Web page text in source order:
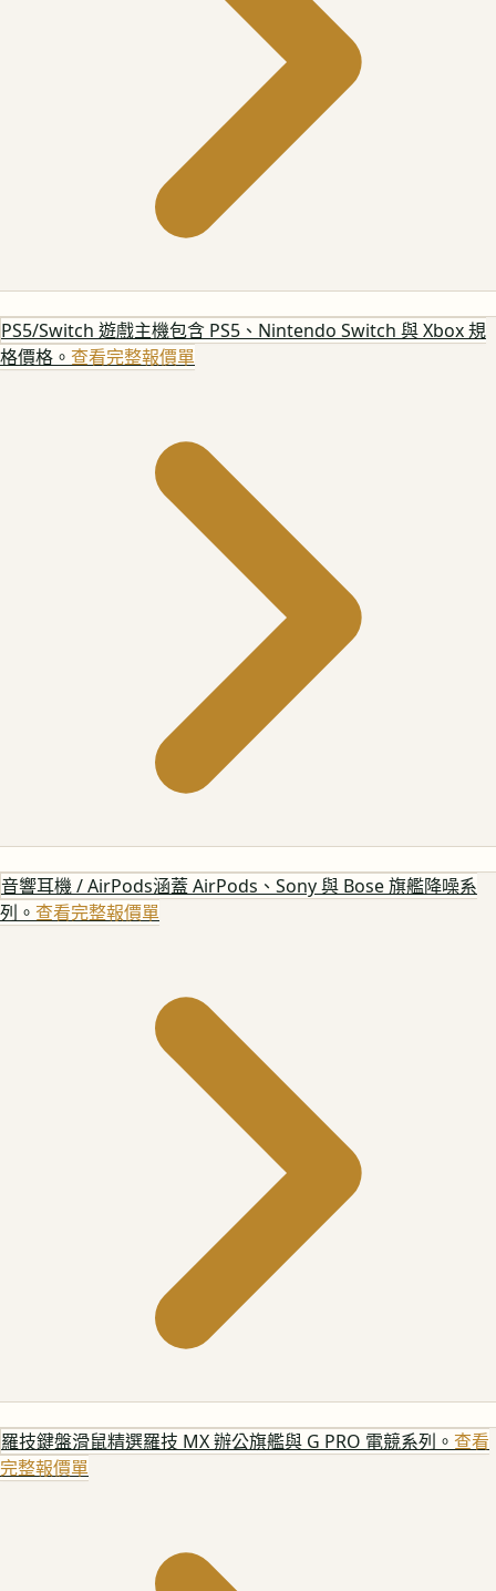
PS5/Switch 遊戲主機包含 PS5、Nintendo Switch 與 Xbox 規
格價格。 查看完整報價單
音響耳機 / AirPods涵蓋 AirPods、Sony 與 Bose 旗艦降噪系
列。 查看完整報價單
羅技鍵盤滑鼠精選羅技 MX 辦公旗艦與 G PRO 電競系列。 查看
完整報價單